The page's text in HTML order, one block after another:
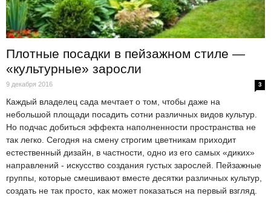
Плотные посадки в пейзажном стиле —
«культурные» заросли
9 декабря 2016 3
Каждый владелец сада мечтает о том, чтобы даже на
небольшой площади посадить сотни различных видов культур.
Но подчас добиться эффекта наполненности пространства не
так легко. Сегодня на смену строгим цветникам приходит
естественный дизайн, в частности, одно из его самых «диких»
направлений - искусство создания густых зарослей. Пейзажные
группы, которые смешивают вместе десятки различных культур,
создать не так просто, как может показаться на первый взгляд.